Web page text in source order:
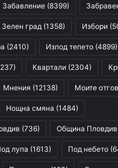
Забавление (8399)
Зелен град (1358) Избори
(2410) Изпод тепето (4899)
Квартали (2304)
Мнения (12138) Моите
Нощна смяна (1484)
(736) Община Пловдив
лупа (1613) Под небето